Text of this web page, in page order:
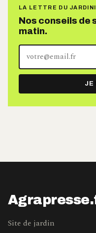
LA LETTRE DU
Nos conseils de
matin.
Votre
adresse
e-
mail
JE
Site de jardin